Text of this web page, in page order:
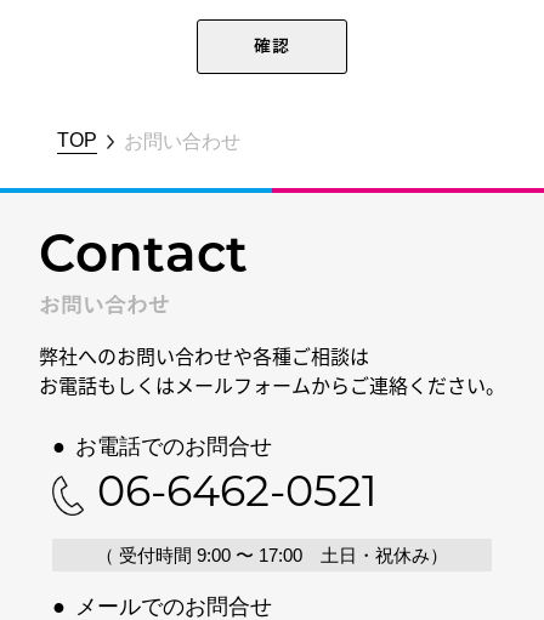
TOP お問い合わせ
Contact
お問い合わせ
弊社へのお問い合わせや各種ご相談は
お電話もしくはメールフォームからご連絡ください。
● お電話でのお問合せ
06-6462-0521
（ 受付時間 9:00 〜 17:00 土日・祝休み）
● メールでのお問合せ